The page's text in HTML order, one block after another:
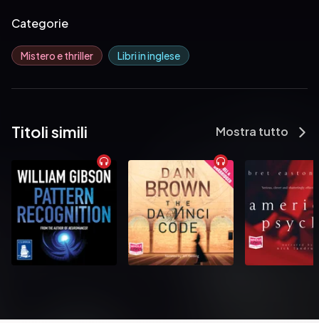
Categorie
Mistero e thriller Libri in inglese
Titoli simili Mostra tutto